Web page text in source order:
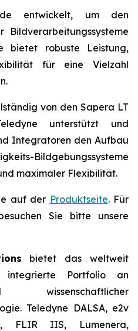
entwickelt, um den
Bildverarbeitungssysteme
bietet robuste Leistung,
für eine Vielzahl
von den Sapera LT
unterstützt und
Integratoren den Aufbau
Bildgebungssysteme
maximaler Flexibilität.
auf der Produktseite. Für
Sie bitte unsere
bietet das weltweit
integrierte Portfolio an
Teledyne DALSA, e2v
FLIR IIS, Lumenera,